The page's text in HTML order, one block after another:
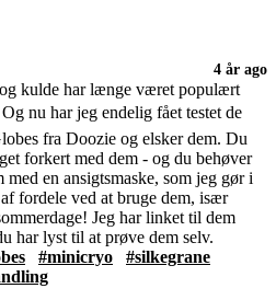
4 år ago
kulde har længe været populært
nu har jeg endelig fået testet de
fra Doozie og elsker dem. Du
forkert med dem - og du behøver
en ansigtsmaske, som jeg gør i
fordele ved at bruge dem, især
Jeg har linket til dem
har lyst til at prøve dem selv.
#minicryo
#silkegrane